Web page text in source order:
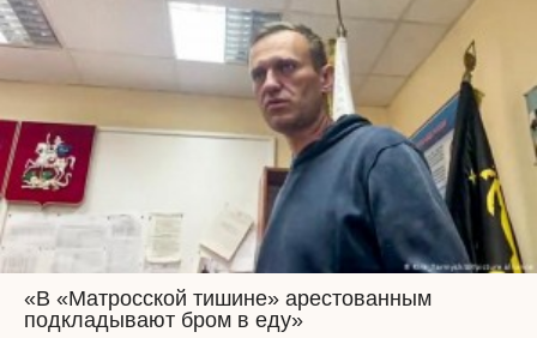
«В «Матросской тишине» арестованным
подкладывают бром в еду»